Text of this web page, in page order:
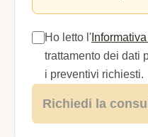
Ho letto l'
trattamento dei dati
i preventivi richiesti.
Richiedi la